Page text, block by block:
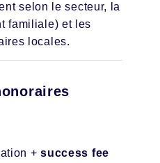
selon le secteur, la
familiale) et les
locales.
+success fee